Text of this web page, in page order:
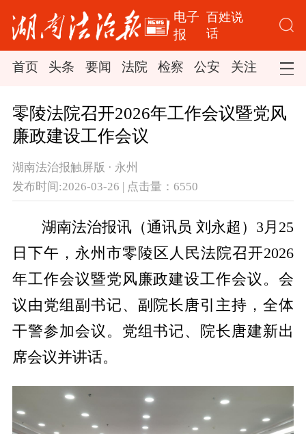
电子
报
百姓说
话
首页 头条 要闻 法院 检察 公安 关注 司法
零陵法院召开2026年工作会议暨党风
廉政建设工作会议
湖南法治报触屏版 · 永州
发布时间:2026-03-26 | 点击量：6550
湖南法治报讯（通讯员 刘永超）3月25
日下午，永州市零陵区人民法院召开2026
年工作会议暨党风廉政建设工作会议。会
议由党组副书记、副院长唐引主持，全体
干警参加会议。党组书记、院长唐建新出
席会议并讲话。